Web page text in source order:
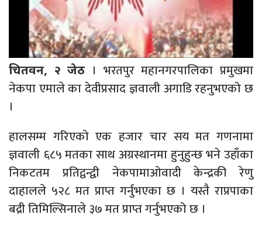
चितवन, २ जेठ । भरतपुर महानगरपालिका प्रमुखमा
नेकपा एमाले का देवीप्रसाद ज्ञवाली अगाडि रहनुभएको छ
।
हालसम्म गरिएको एक हजार चार सय मत गणनामा
ज्ञवाली ६८५ मतका साथ अग्रस्थानमा हुनुहुन्छ भने उहाँका
निकटतम प्रतिद्वन्द्वी नेकपामाओवादी केन्द्रकी रेणु
दाहालले ५२८ मत प्राप्त गर्नुभएका छ । यस्तै राप्रपाका
बद्री तिमिल्सिनाले ३७ मत प्राप्त गर्नुभएको छ ।